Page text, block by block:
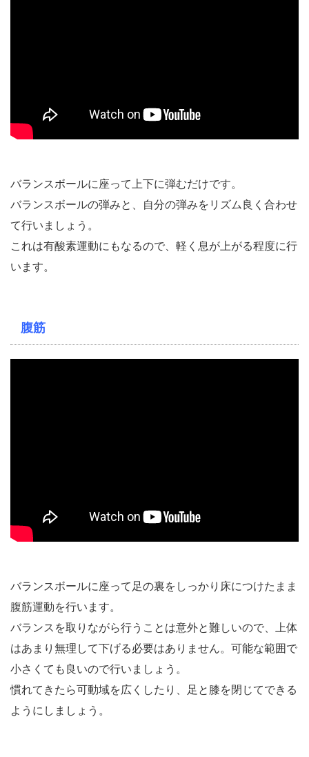
バランスボールに座って上下に弾むだけです。
バランスボールの弾みと、自分の弾みをリズム良く合わせ
て行いましょう。
これは有酸素運動にもなるので、軽く息が上がる程度に行
います。
腹筋
バランスボールに座って足の裏をしっかり床につけたまま
腹筋運動を行います。
バランスを取りながら行うことは意外と難しいので、上体
はあまり無理して下げる必要はありません。可能な範囲で
小さくても良いので行いましょう。
慣れてきたら可動域を広くしたり、足と膝を閉じてできる
ようにしましょう。